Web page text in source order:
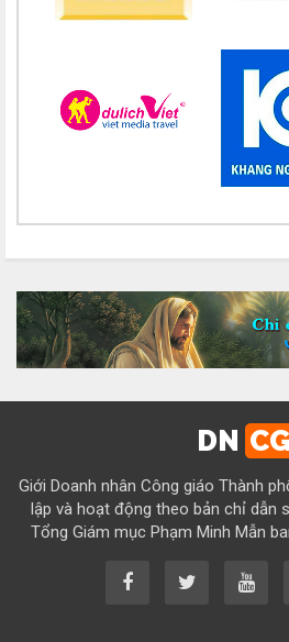
Chúc mừng bổn mạng Chị Maria
Chúc mừng bổn mạng Chị Maria Đỗ
Chúc mừng bổn mạng Chị Maria Trần
Chúc mừng bổn mạng Chị Maria Đỗ
Chúc mừng bổn mạng Chị Maria
Chúc mừng bổn mạng Chị Maria Ngô
Chúc mừng bổn mạng Chị Maria Vũ
Chúc mừng bổn mạng Chị Maria
Chúc mừng bổn mạng Chị Maria Lâm
Chúc mừng bổn mạng Chị Maria Từ
Chúc mừng bổn mạng Chị Rosa
DN CG
Giới Doanh nhân Công giáo Thành
lập và hoạt động theo bản chỉ dẫn
Tổng Giám mục Phạm Minh Mẫn